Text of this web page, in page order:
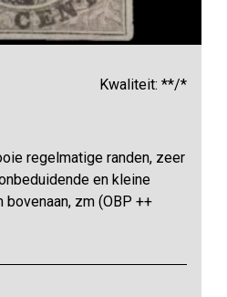
Kwaliteit: **/*
regelmatige randen, zeer
en kleine
zm (OBP ++